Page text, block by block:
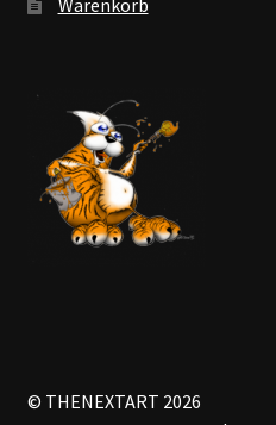
© THENEXTART 2026